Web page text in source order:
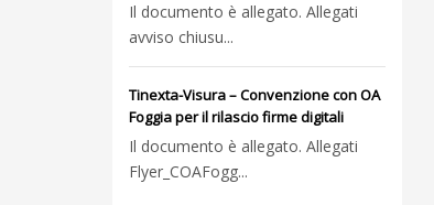
Il documento è allegato. Allegati
avviso chiusu...
Tinexta-Visura – Convenzione con OA
Foggia per il rilascio firme digitali
Il documento è allegato. Allegati
Flyer_COAFogg...